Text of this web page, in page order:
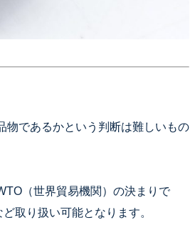
物であるかという判断は難しいもの
（世界貿易機関）の決まりで
取り扱い可能となります。